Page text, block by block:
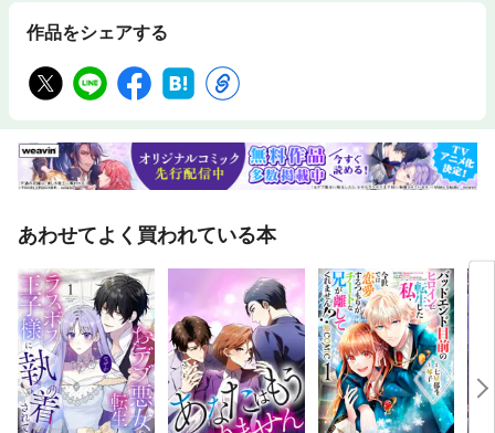
作品をシェアする
あわせてよく買われている本